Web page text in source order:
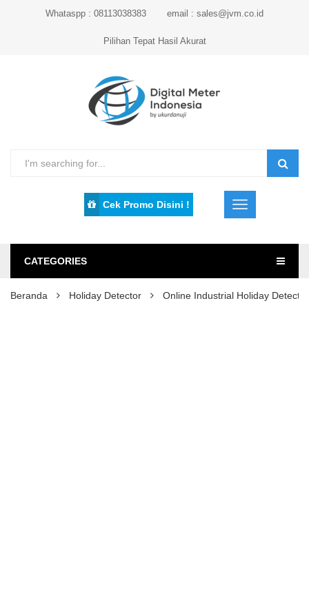
Whataspp : 08113038383 email : sales@jvm.co.id
Pilihan Tepat Hasil Akurat
Cek Promo Disini !
CATEGORIES
Beranda Holiday Detector Online Industrial Holiday